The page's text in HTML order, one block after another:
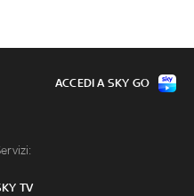
TV
ACCEDI A SKY GO